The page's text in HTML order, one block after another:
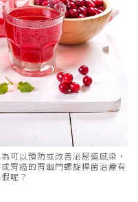
可以預防或改善泌尿道感染，
胃癌的胃幽門螺旋桿菌治療有
呢？